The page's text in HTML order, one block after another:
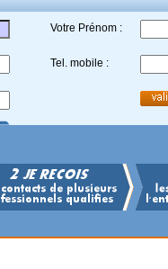
Votre Prénom :
Tel. mobile :